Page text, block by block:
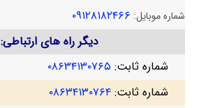
شماره موبایل: ۰۹۱۲۸۱۸۲۴۶۶
دیگر راه های ارتباطی:
شماره ثابت: ۰۸۶۳۴۱۳۰۷۶۵
شماره ثابت: ۰۸۶۳۴۱۳۰۷۶۴